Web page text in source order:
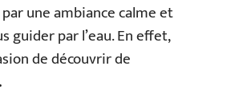
une ambiance calme et
guider par l’eau. En effet,
de découvrir de